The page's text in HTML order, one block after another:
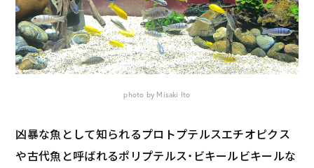
photo by Misaki Ito
凶暴な魚として知られるプロトプテルスエチオピクス
や古代魚と呼ばれるポリプテルス・ビキールビキールな